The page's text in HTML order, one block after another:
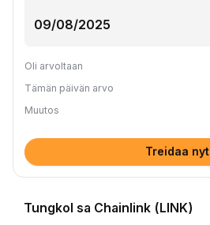
Oli arvoltaan
Tämän päivän arvo
Muutos
Treidaa nyt
Tungkol sa Chainlink (LINK)